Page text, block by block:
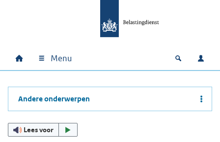
Hoofdnavigatie
Home Menu Open
Andere onderwerpen
Lees voor